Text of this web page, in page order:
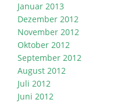
Januar 2013
Dezember 2012
November 2012
Oktober 2012
September 2012
August 2012
Juli 2012
Juni 2012